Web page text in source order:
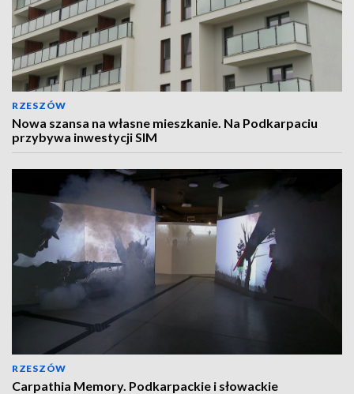
RZESZÓW
Nowa szansa na własne mieszkanie. Na Podkarpaciu
przybywa inwestycji SIM
RZESZÓW
Carpathia Memory. Podkarpackie i słowackie